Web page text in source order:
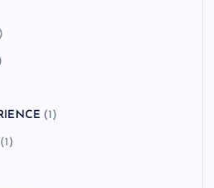
(1)